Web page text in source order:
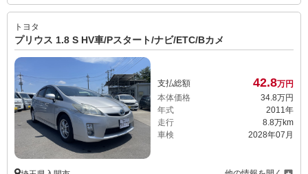
トヨタ
プリウス 1.8 S HV車/Pスタート/ナビ/ETC/Bカメ
支払総額 42.8万円
本体価格
34. 8万円
年式
2011年
走行
8.8万km
車検
2028年07月